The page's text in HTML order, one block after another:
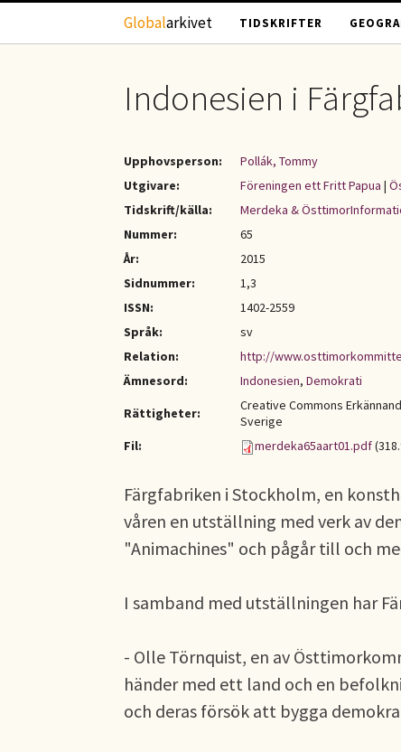
Hoppa till huvudinnehåll
Globalarkivet TIDSKRIFTER
Indonesien i
Upphovsperson:
Pollák, Tommy
Utgivare:
Föreningen ett Fritt Papua |
Tidskrift/källa:
Merdeka &
Nummer:
65
År:
2015
Sidnummer:
1,3
ISSN:
1402-2559
Språk:
sv
Relation:
http://
Ämnesord:
Indonesien, Demokrati
Rättigheter:
Creative Commons
Sverige
Fil:
merdeka65aart01.pdf
Färgfabriken i Stockholm, en
våren en utställning med verk av
"Animachines" och pågår till och
I samband med utställningen har
- Olle Törnquist, en av
händer med ett land och en
och deras försök att bygga